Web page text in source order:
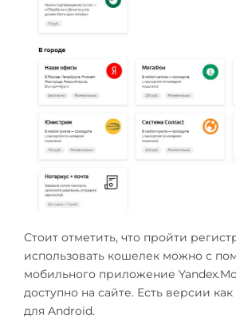
Стоит отметить, что пройти
использовать кошелек можно с
мобильного приложение
доступно на сайте. Есть версии как
для Android.